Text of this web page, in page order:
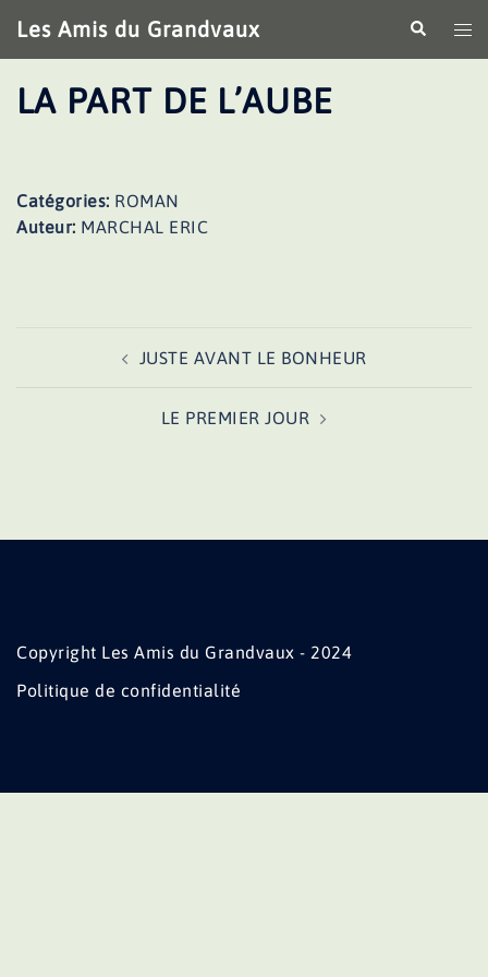
au
contenu
Les Amis du Grandvaux
le
LA PART DE L’AUBE
Catégories: ROMAN
Auteur: MARCHAL ERIC
JUSTE AVANT LE BONHEUR
LE PREMIER JOUR
Copyright Les Amis du Grandvaux - 2024
Politique de confidentialité